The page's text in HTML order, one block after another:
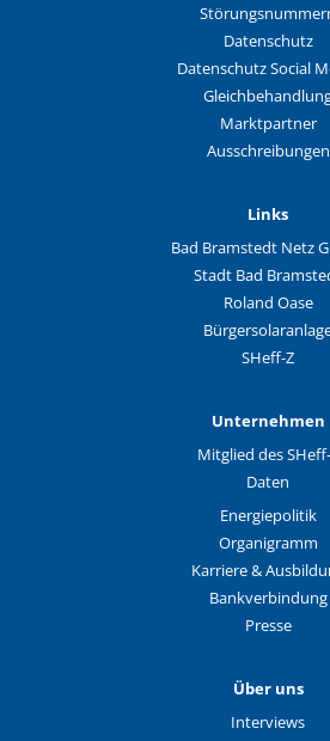
Datenschutz
Datenschutz Social
Marktpartner
Ausschreibungen
Links
Bad Bramstedt Netz
Stadt Bad
Roland Oase
SHeff-Z
Unternehmen
Mitglied des
Daten
Energiepolitik
Organigramm
Karriere &
Bankverbindung
Presse
Über uns
Interviews